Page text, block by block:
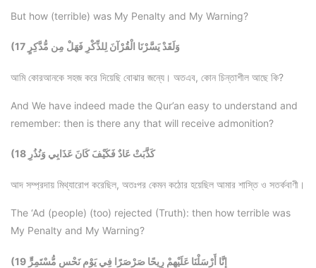
But how (terrible) was My Penalty and My Warning?
(17 وَلَقَدْ يَسَّرْنَا الْقُرْآنَ لِلذِّكْرِ فَهَلْ مِن مُّدَّكِرٍ
আমি কোরআনকে সহজ করে দিয়েছি বোঝার জন্যে। অতএব, কোন চিন্তাশীল আছে কি?
And We have indeed made the Qur’an easy to understand and
remember: then is there any that will receive admonition?
(18 كَذَّبَتْ عَادٌ فَكَيْفَ كَانَ عَذَابِي وَنُذُرِ
আদ সম্প্রদায় মিথ্যারোপ করেছিল, অতঃপর কেমন কঠোর হয়েছিল আমার শাস্তি ও সতর্কবাণী।
The ‘Ad (people) (too) rejected (Truth): then how terrible was
My Penalty and My Warning?
(19 إِنَّا أَرْسَلْنَا عَلَيْهِمْ رِيحًا صَرْصَرًا فِي يَوْمِ نَحْسٍ مُّسْتَمِرٍّ